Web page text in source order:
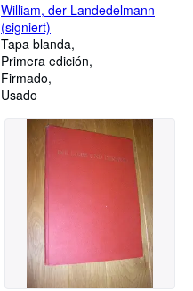
William, der Landedelmann
(signiert)
Tapa blanda
Primera edición
Firmado
Usado